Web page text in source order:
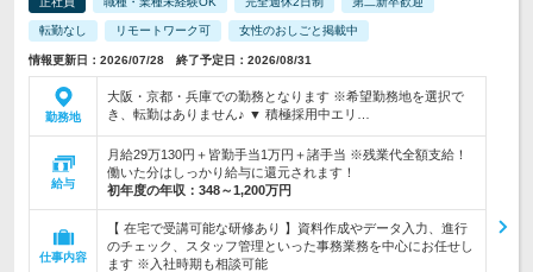
転勤なし リモートワーク可 女性のおしごと掲載中
情報更新日：2026/07/28 終了予定日：2026/08/31
勤務地
大阪・京都・兵庫での勤務となります ※希望勤務地を選択で
き、転勤はありません♪ ▼ 積極採用中エリ…
給与
月給29万130円＋皆勤手当1万円＋諸手当 ※残業代全額支給！
働いた分はしっかり給与に還元されます！
初年度の年収： 348～1,200万円
仕事内容
【 在宅で受講可能な研修あり 】資料作成やデータ入力、進行
のチェック、スタッフ管理といった事務業務を中心にお任せし
ます ※入社時期も相談可能